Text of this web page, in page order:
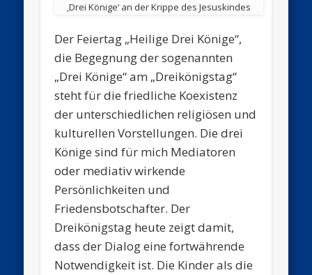
‚Drei Könige‘ an der Krippe des Jesuskindes
Der Feiertag „Heilige Drei Könige“,
die Begegnung der sogenannten
„Drei Könige“ am „Dreikönigstag“
steht für die friedliche Koexistenz
der unterschiedlichen religiösen und
kulturellen Vorstellungen. Die drei
Könige sind für mich Mediatoren
oder mediativ wirkende
Persönlichkeiten und
Friedensbotschafter. Der
Dreikönigstag heute zeigt damit,
dass der Dialog eine fortwährende
Notwendigkeit ist. Die Kinder als die